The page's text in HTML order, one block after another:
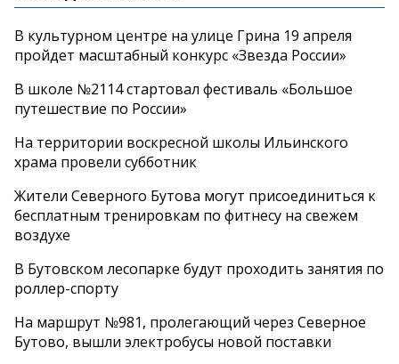
В культурном центре на улице Грина 19 апреля
пройдет масштабный конкурс «Звезда России»
В школе №2114 стартовал фестиваль «Большое
путешествие по России»
На территории воскресной школы Ильинского
храма провели субботник
Жители Северного Бутова могут присоединиться к
бесплатным тренировкам по фитнесу на свежем
воздухе
В Бутовском лесопарке будут проходить занятия по
роллер-спорту
На маршрут №981, пролегающий через Северное
Бутово, вышли электробусы новой поставки